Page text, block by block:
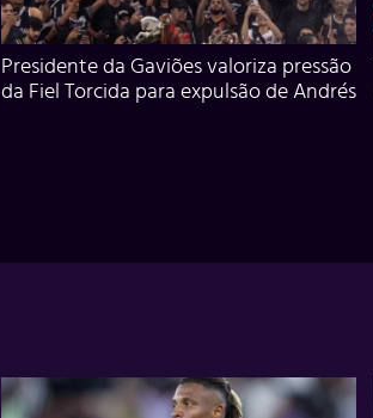
Presidente da Gaviões valoriza pressão
da Fiel Torcida para expulsão de Andrés